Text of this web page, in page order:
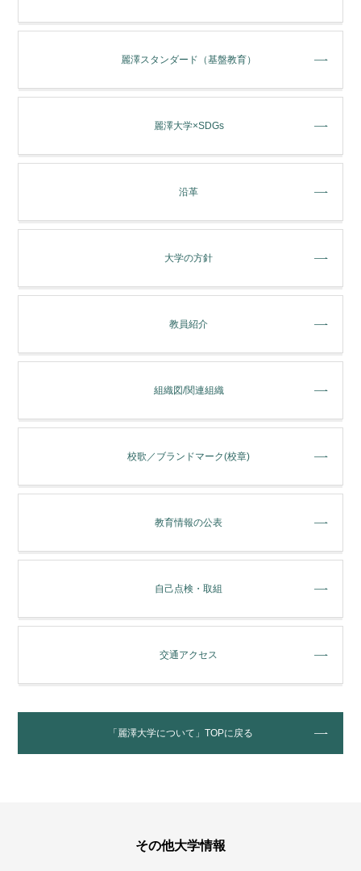
麗澤スタンダード（基盤教育）
麗澤大学×SDGs
沿革
大学の方針
教員紹介
組織図/関連組織
校歌／ブランドマーク(校章)
教育情報の公表
自己点検・取組
交通アクセス
「麗澤大学について」TOPに戻る
その他大学情報